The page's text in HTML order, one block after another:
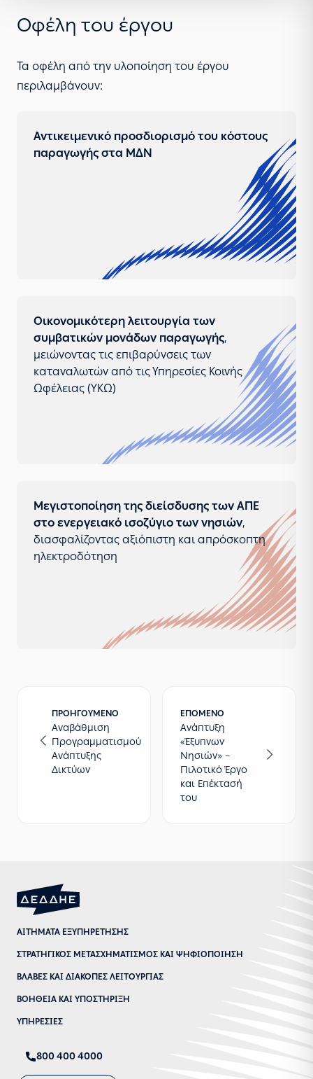
Οφέλη του έργου
Τα οφέλη από την υλοποίηση του έργου
περιλαμβάνουν:
Αντικειμενικό προσδιορισμό του κόστους
παραγωγής στα ΜΔΝ
Οικονομικότερη λειτουργία των
συμβατικών μονάδων παραγωγής,
μειώνοντας τις επιβαρύνσεις των
καταναλωτών από τις Υπηρεσίες Κοινής
Ωφέλειας (ΥΚΩ)
Μεγιστοποίηση της διείσδυσης των ΑΠΕ
στο ενεργειακό ισοζύγιο των νησιών,
διασφαλίζοντας αξιόπιστη και απρόσκοπτη
ηλεκτροδότηση
ΠΡΟΗΓΟΎΜΕΝΟ
Αναβάθμιση
Προγραμματισμού
Ανάπτυξης
Δικτύων
ΕΠΌΜΕΝΟ
Ανάπτυξη
«Έξυπνων
Νησιών» –
Πιλοτικό Έργο
και Επέκτασή
του
ΑΙΤΗΜΑΤΑ ΕΞΥΠΗΡΕΤΗΣΗΣ
ΣΤΡΑΤΗΓΙΚΟΣ ΜΕΤΑΣΧΗΜΑΤΙΣΜΟΣ ΚΑΙ ΨΗΦΙΟΠΟΙΗΣΗ
ΒΛΑΒΕΣ ΚΑΙ ΔΙΑΚΟΠΕΣ ΛΕΙΤΟΥΡΓΙΑΣ
ΒΟΗΘΕΙΑ ΚΑΙ ΥΠΟΣΤΗΡΙΞΗ
ΥΠΗΡΕΣΙΕΣ
800 400 4000